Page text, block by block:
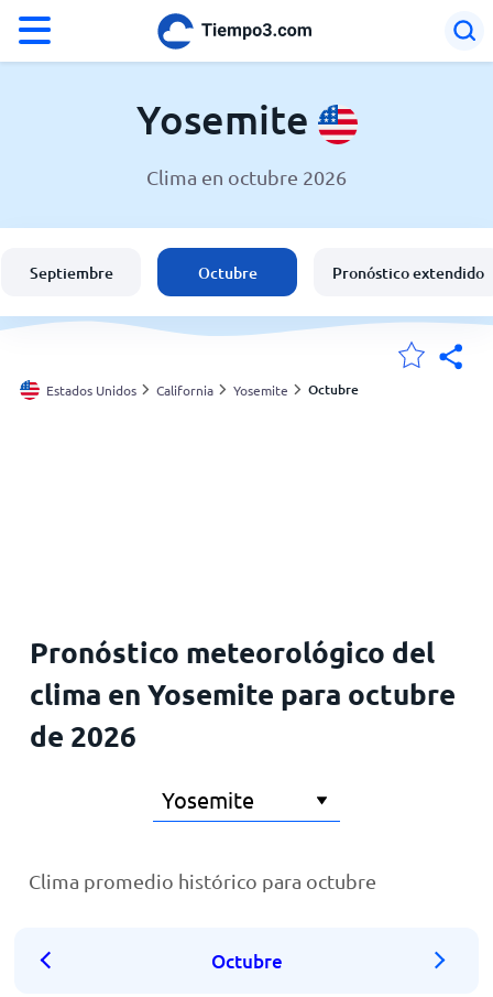
El clima en Yosemite
España
Argentina
Yosemite
Clima en octubre 2026
Septiembre Octubre Pronóstico extendido
Estados Unidos California Yosemite Octubre
Pronóstico meteorológico del
clima en Yosemite para octubre
de 2026
Clima promedio histórico para octubre
Octubre